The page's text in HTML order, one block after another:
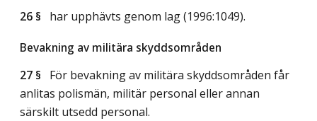
26 § har upphävts genom lag (1996:1049).
Bevakning av militära skyddsområden
27 § För bevakning av militära skyddsområden får
anlitas polismän, militär personal eller annan
särskilt utsedd personal.